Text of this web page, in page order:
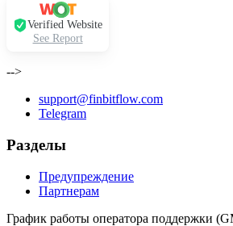
Verified Website
See Report
-->
support@finbitflow.com
Telegram
Разделы
Предупреждение
Партнерам
График работы оператора поддержки